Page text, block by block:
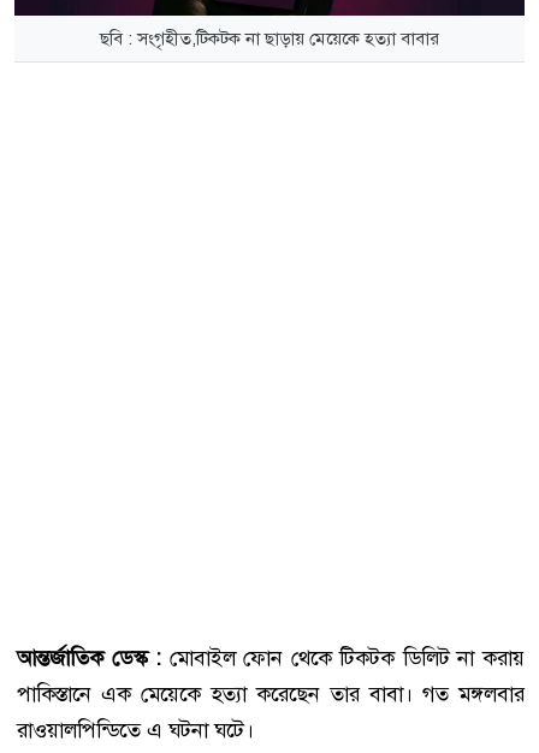
ছবি : সংগৃহীত,টিকটক না ছাড়ায় মেয়েকে হত্যা বাবার
আন্তর্জাতিক ডেস্ক : মোবাইল ফোন থেকে টিকটক ডিলিট না করায়
পাকিস্তানে এক মেয়েকে হত্যা করেছেন তার বাবা। গত মঙ্গলবার
রাওয়ালপিন্ডিতে এ ঘটনা ঘটে।